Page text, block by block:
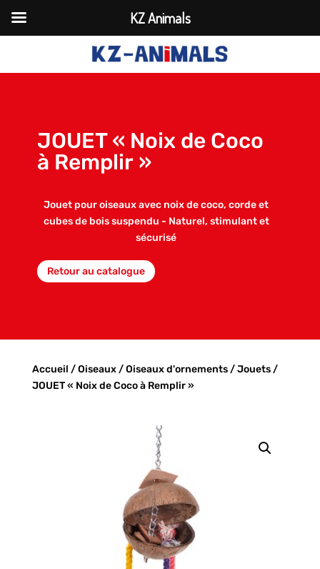
JOUET « Noix de Coco
à Remplir »
Jouet pour oiseaux avec noix de coco, corde et
cubes de bois suspendu - Naturel, stimulant et
sécurisé
Retour au catalogue
Accueil /Oiseaux/Oiseaux d'ornements/Jouets/
JOUET « Noix de Coco à Remplir »
KZ Animals